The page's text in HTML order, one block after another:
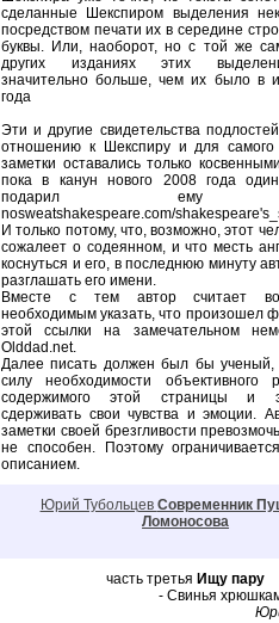
сделанные Шекспиром выделения
посредством печати их в середине
буквы. Или, наоборот, но с той же
других изданиях этих
значительно больше, чем их было в
года
Эти и другие свидетельства
отношению к Шекспиру и для самого
заметки оставались только
пока в канун нового 2008 года
подарил ему
nosweatshakespeare.com/
И только потому, что, возможно, этот
сожалеет о содеянном, и что месть
коснуться и его, в последнюю минуту
разглашать его имени.
Вместе с тем автор считает
необходимым указать, что произошел
этой ссылки на замечательном
Olddad.net.
Далее писать должен был бы ученый,
силу необходимости объективного
содержимого этой страницы и
сдерживать свои чувства и эмоции.
заметки своей брезгливости
не способен. Поэтому
описанием.
Юрий Тубольцев Современник
Ломоносова
часть третья Ищу пару
- Свинья